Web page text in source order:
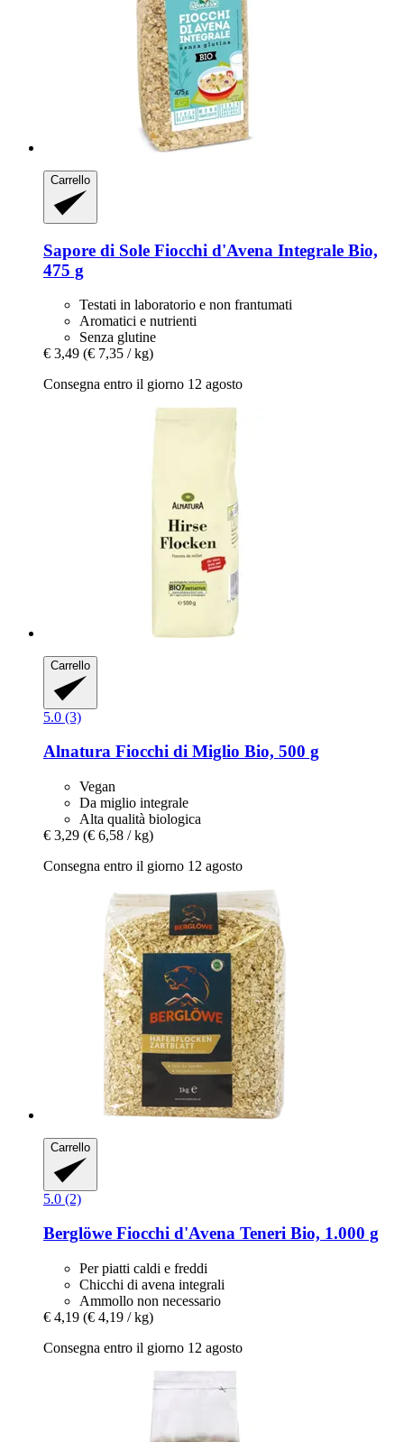
Carrello
Sapore di Sole Fiocchi d'Avena Integrale Bio,
475 g
Testati in laboratorio e non frantumati
Aromatici e nutrienti
Senza glutine
€ 3,49 (€ 7,35 / kg)
Consegna entro il giorno 12 agosto
Carrello
5.0 (3)
Alnatura Fiocchi di Miglio Bio, 500 g
Vegan
Da miglio integrale
Alta qualità biologica
€ 3,29 (€ 6,58 / kg)
Consegna entro il giorno 12 agosto
Carrello
5.0 (2)
Berglöwe Fiocchi d'Avena Teneri Bio, 1.000 g
Per piatti caldi e freddi
Chicchi di avena integrali
Ammollo non necessario
€ 4,19 (€ 4,19 / kg)
Consegna entro il giorno 12 agosto